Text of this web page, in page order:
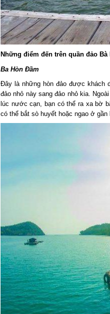
Những điểm đến trên quần đảo Bà
Ba Hòn Đầm
Đây là những hòn đảo được khách
đảo nhỏ này sang đảo nhỏ kia.
lúc nước cạn, bạn có thể ra xa bờ
có thể bắt sò huyết hoặc ngao ở gần